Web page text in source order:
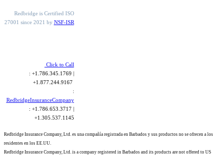
Redbridge is Certified ISO
27001 since 2021 by NSF-ISR
Click to Call
: +1.786.345.1769 |
+1.877.244.9167
:
RedbridgeInsuranceCompany
: +1.786.653.3717 |
+1.305.537.1145
Redbridge Insurance Company, Ltd. es una compañía registrada en Barbados y sus productos no se ofrecen a los
residentes en los EE.UU.
Redbridge Insurance Company, Ltd. is a company registered in Barbados and its products are not offered to US